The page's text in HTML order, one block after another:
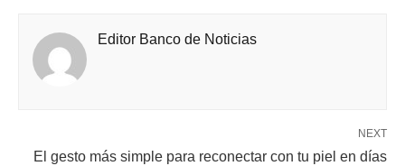
Editor Banco de Noticias
NEXT
El gesto más simple para reconectar con tu piel en días